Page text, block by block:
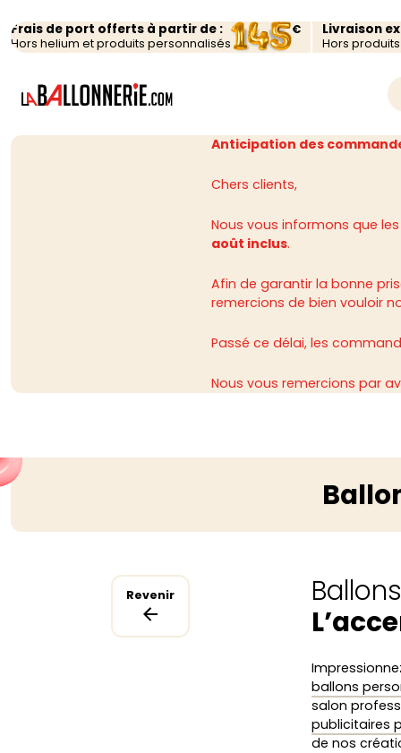
Frais de port offerts à partir de :
Hors helium et produits personnalisés
€ Livraison
Hors
Anticipation des
Chers clients,
Nous vous informons que
août inclus.
Afin de garantir la bonne
remercions de bien vouloir
Passé ce délai, les
Nous vous remercions par
Revenir
ballons
salon
publicitaires
de nos